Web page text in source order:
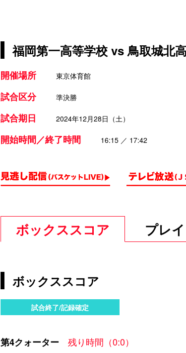
福岡第一高等学校 vs 鳥取城北
開催場所 東京体育館
試合区分 準決勝
試合期日 2024年12月28日（土）
開始時間／終了時間 16:15 ／ 17:42
ボックススコア プレ
ボックススコア
試合終了/記録確定
第4クォーター 残り時間（0:0）